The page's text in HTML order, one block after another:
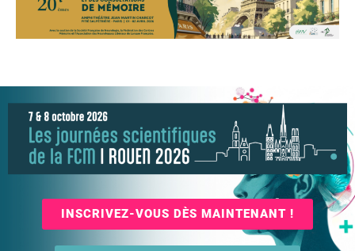
INSCRIVEZ-VOUS DÈS MAINTENANT !